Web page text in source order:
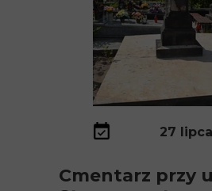
27
Cmentarz przy